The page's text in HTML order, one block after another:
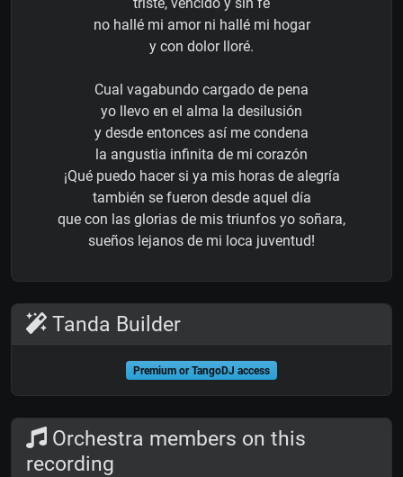
no hallé mi amor ni hallé mi hogar
y con dolor lloré.
Cual vagabundo cargado de pena
yo llevo en el alma la desilusión
y desde entonces así me condena
la angustia infinita de mi corazón
¡Qué puedo hacer si ya mis horas de alegría
también se fueron desde aquel día
que con las glorias de mis triunfos yo soñara,
sueños lejanos de mi loca juventud!
Tanda Builder
Premium or TangoDJ access
Orchestra members on this
recording